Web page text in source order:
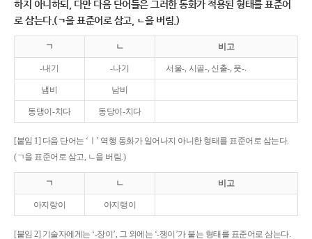
하지 아니하되, 다만 다음 단어들은 그러한 동화가 적용된 형태를 표준어
로 삼는다.(ㄱ을 표준어로 삼고, ㄴ을 버림.)
ㄱ ㄴ 비고
-내기 -나기 서울-, 시골-, 신출-, 풋-.
냄비 남비
동댕이-치다 동당이-치다
[붙임 1] 다음 단어는 ‘ㅣ’ 역행 동화가 일어나지 아니한 형태를 표준어로 삼는다.
(ㄱ을 표준어로 삼고, ㄴ을 버림.)
ㄱ ㄴ 비고
아지랑이 아지랭이
[붙임 2] 기술자에게는 ‘-장이’, 그 외에는 ‘-쟁이’가 붙는 형태를 표준어로 삼는다.